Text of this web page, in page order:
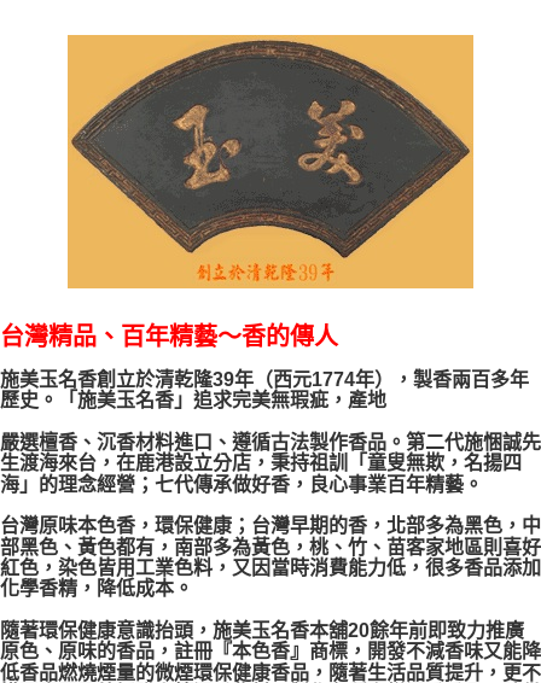
台灣精品、百年精藝～香的傳人
施美玉名香創立於清乾隆39年（西元1774年），製香兩百多年
歷史。「施美玉名香」追求完美無瑕疵，產地
嚴選檀香、沉香材料進口、遵循古法製作香品。第二代施悃誠先
生渡海來台，在鹿港設立分店，秉持祖訓「童叟無欺，名揚四
海」的理念經營；七代傳承做好香，良心事業百年精藝。
台灣原味本色香，環保健康；台灣早期的香，北部多為黑色，中
部黑色、黃色都有，南部多為黃色，桃、竹、苗客家地區則喜好
紅色，染色皆用工業色料，又因當時消費能力低，很多香品添加
化學香精，降低成本。
隨著環保健康意識抬頭，施美玉名香本舖20餘年前即致力推廣
原色、原味的香品，註冊『本色香』商標，開發不減香味又能降
低香品燃燒煙量的微煙環保健康香品，隨著生活品質提升，更不